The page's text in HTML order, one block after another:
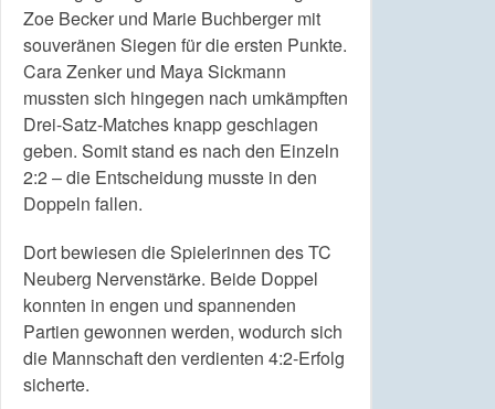
Zoe Becker und Marie Buchberger mit
souveränen Siegen für die ersten Punkte.
Cara Zenker und Maya Sickmann
mussten sich hingegen nach umkämpften
Drei-Satz-Matches knapp geschlagen
geben. Somit stand es nach den Einzeln
2:2 – die Entscheidung musste in den
Doppeln fallen.
Dort bewiesen die Spielerinnen des TC
Neuberg Nervenstärke. Beide Doppel
konnten in engen und spannenden
Partien gewonnen werden, wodurch sich
die Mannschaft den verdienten 4:2-Erfolg
sicherte.